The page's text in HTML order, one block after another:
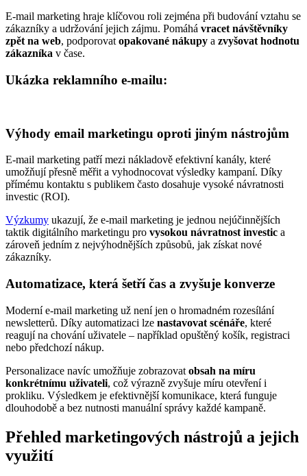
E-mail marketing hraje klíčovou roli zejména při budování vztahu se
zákazníky a udržování jejich zájmu. Pomáhá vracet návštěvníky
zpět na web, podporovatopakované nákupy a zvyšovat hodnotu
zákazníka v čase.
Ukázka reklamního e-mailu:
Výhody email marketingu oproti jiným nástrojům
E-mail marketing patří mezi nákladově efektivní kanály, které
umožňují přesně měřit a vyhodnocovat výsledky kampaní. Díky
přímému kontaktu s publikem často dosahuje vysoké návratnosti
investic (ROI).
Výzkumy ukazují, že e-mail marketing je jednou nejúčinnějších
taktik digitálního marketingu pro vysokou návratnost investic a
zároveň jedním z nejvýhodnějších způsobů, jak získat nové
zákazníky.
Automatizace, která šetří čas a zvyšuje konverze
Moderní e-mail marketing už není jen o hromadném rozesílání
newsletterů. Díky automatizaci lze nastavovat scénáře, které
reagují na chování uživatele – například opuštěný košík, registraci
nebo předchozí nákup.
Personalizace navíc umožňuje zobrazovat obsah na míru
konkrétnímu uživateli, což výrazně zvyšuje míru otevření i
prokliku. Výsledkem je efektivnější komunikace, která funguje
dlouhodobě a bez nutnosti manuální správy každé kampaně.
Přehled marketingových nástrojů a jejich
využití